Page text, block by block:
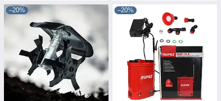
–20% –20%